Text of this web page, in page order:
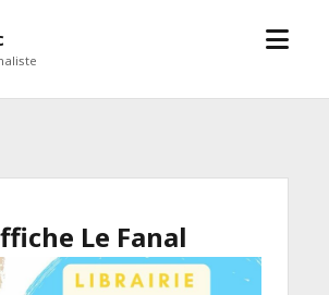
open
Le Fanal